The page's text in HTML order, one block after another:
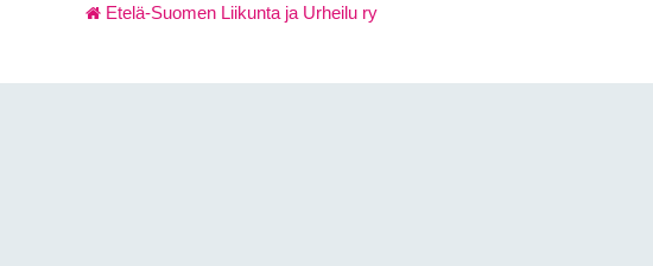
Etelä-Suomen Liikunta ja Urheilu ry